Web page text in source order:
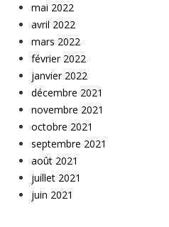
mai 2022
avril 2022
mars 2022
février 2022
janvier 2022
décembre 2021
novembre 2021
octobre 2021
septembre 2021
août 2021
juillet 2021
juin 2021